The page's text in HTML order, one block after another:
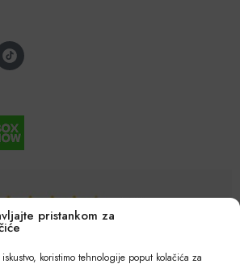
pristankom za
koristimo tehnologije poput kolačića za